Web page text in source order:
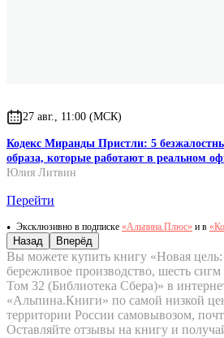
27 авг., 11:00 (МСК)
Кодекс Миранды Пристли: 5
образа, которые работают в реальном
Юлия Литвин
Перейти
Эксклюзивно в подписке «Альпина.Плюс» и в
Назад Вперёд
Вы можете купить книгу «Новая
бережливое производство, шесть
Том 32 (Библиотека Сбера)» в
«Альпина.Книги» по самой низкой
территории России самовывозом,
Оставляйте отзывы на книгу и